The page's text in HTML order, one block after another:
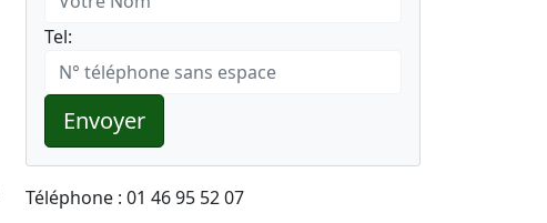
Tel:
Envoyer
Téléphone : 01 46 95 52 07